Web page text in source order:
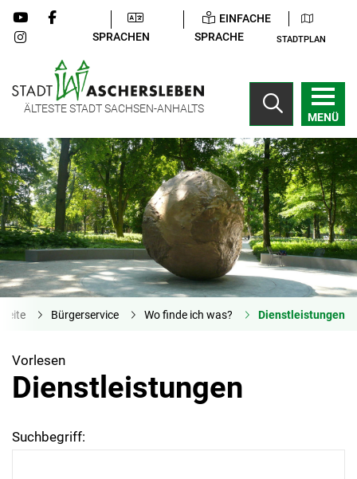
SPRACHEN
EINFACHE
SPRACHE
STADTPLAN
ÄLTESTE STADT SACHSEN-ANHALTS
MENÜ
Bürgerservice Wo finde ich was? Dienstleistungen
Vorlesen
Dienstleistungen
Suchbegriff: